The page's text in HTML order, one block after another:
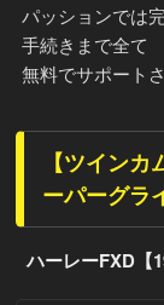
パッションでは
手続きまで全て
無料でサポート
【ツイン
ーパーグラ
ハーレーFXD【